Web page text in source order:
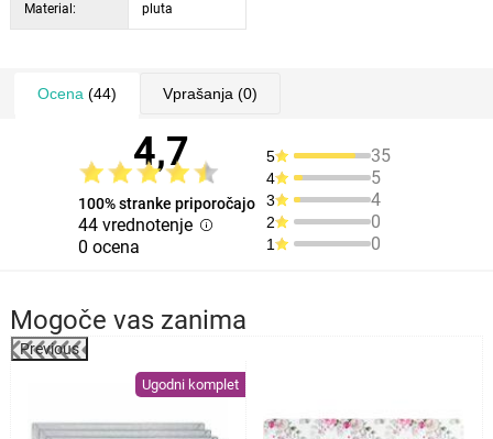
Material: pluta
Ocena (44) Vprašanja (0)
4,7
100% stranke priporočajo
44 vrednotenje
0 ocena
5 35
4 5
3 4
2 0
1 0
Mogoče vas zanima
Previous
Ugodni komplet